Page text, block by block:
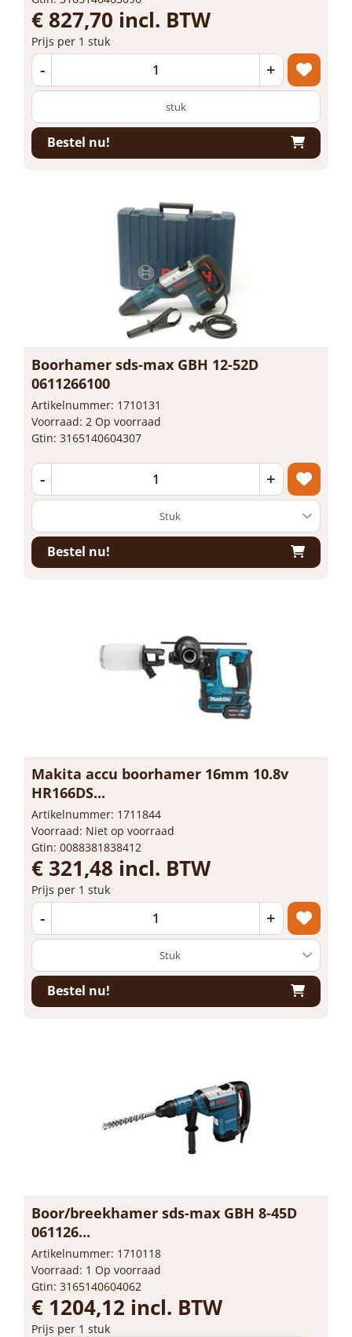
€ 827,70 incl. BTW
Prijs per 1 stuk
- +
stuk
Bestel nu!
Boorhamer sds-max GBH 12-52D
0611266100
Artikelnummer: 1710131
Voorraad: 2 Op voorraad
Gtin: 3165140604307
- +
Bestel nu!
Makita accu boorhamer 16mm 10.8v
HR166DS...
Artikelnummer: 1711844
Voorraad: Niet op voorraad
Gtin: 0088381838412
€ 321,48 incl. BTW
Prijs per 1 stuk
- +
Bestel nu!
Boor/breekhamer sds-max GBH 8-45D
061126...
Artikelnummer: 1710118
Voorraad: 1 Op voorraad
Gtin: 3165140604062
€ 1204,12 incl. BTW
Prijs per 1 stuk